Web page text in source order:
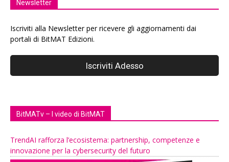
Newsletter
Iscriviti alla Newsletter per ricevere gli aggiornamenti dai
portali di BitMAT Edizioni.
BitMATv – I video di BitMAT
TrendAI rafforza l’ecosistema: partnership, competenze e
innovazione per la cybersecurity del futuro